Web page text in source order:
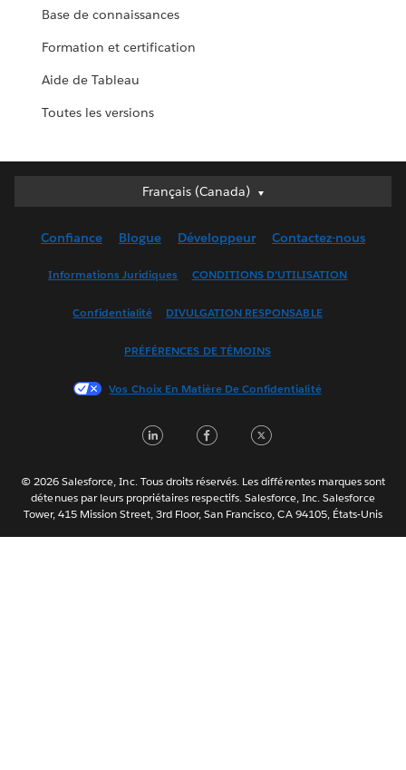
Base de connaissances
Formation et certification
Aide de Tableau
Toutes les versions
Français (Canada)
Français (Canada)
English (UK)
Français (France)
한국어
Português
ไทย
简体中文
Confiance Blogue Développeur Contactez-nous
Informations Juridiques CONDITIONS D’UTILISATION
Confidentialité DIVULGATION RESPONSABLE
PRÉFÉRENCES DE TÉMOINS
Vos Choix En Matière De Confidentialité
n
k
e
c
e
b
i
t
t
© 2026 Salesforce, Inc. Tous droits réservés. Les différentes marques sont
détenues par leurs propriétaires respectifs. Salesforce, Inc. Salesforce
Tower, 415 Mission Street, 3rd Floor, San Francisco, CA 94105, États-Unis